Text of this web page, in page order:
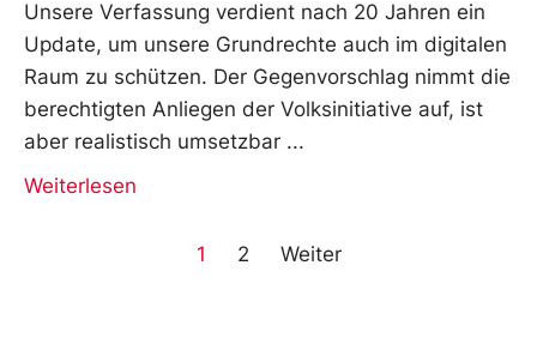
Unsere Verfassung verdient nach 20 Jahren ein
Update, um unsere Grundrechte auch im digitalen
Raum zu schützen. Der Gegenvorschlag nimmt die
berechtigten Anliegen der Volksinitiative auf, ist
aber realistisch umsetzbar
Weiterlesen
1 2 Weiter